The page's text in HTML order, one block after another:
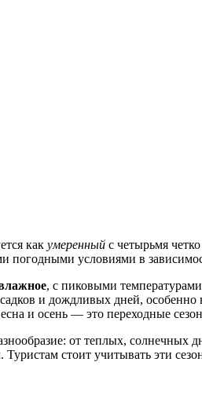
как умеренный с четырьмя
погодными условиями в
, с пиковыми
и дождливых дней,
и осень — это переходные
от теплых,
стоит учитывать эти